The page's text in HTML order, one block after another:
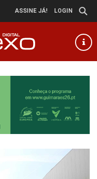
ASSINE JÁ! LOGIN